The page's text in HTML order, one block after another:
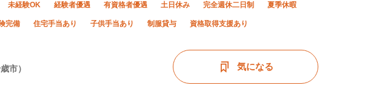
市）
未経験OK 経験者優遇 有資格者優遇 土日休み 完全週休二日制 夏季休暇
完備 住宅手当あり 子供手当あり 制服貸与 資格取得支援あり
気になる